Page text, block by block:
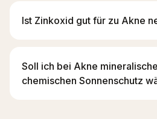
Ist Zinkoxid gut für zu Akne
Soll ich bei Akne
chemischen Sonnenschutz